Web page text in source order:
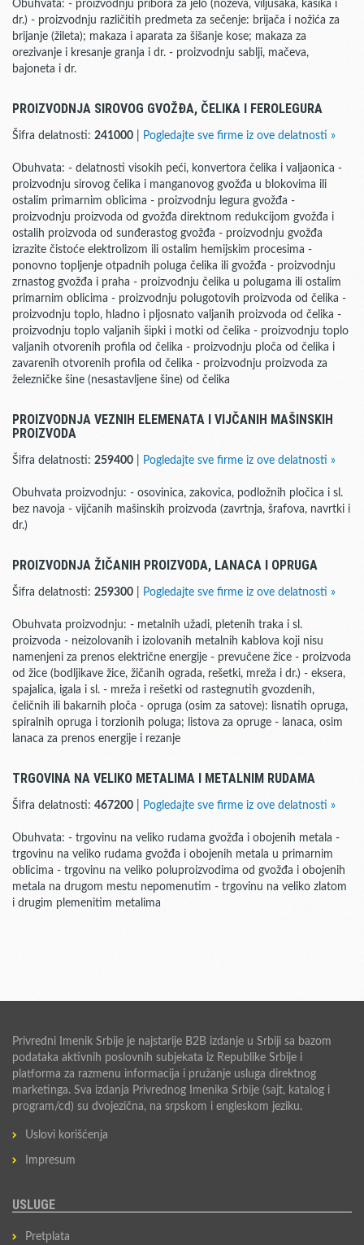
Obuhvata: - proizvodnju pribora za jelo (noževa, viljušaka, kašika i
dr.) - proizvodnju različitih predmeta za sečenje: brijača i nožića za
brijanje (žileta); makaza i aparata za šišanje kose; makaza za
orezivanje i kresanje granja i dr. - proizvodnju sablji, mačeva,
bajoneta i dr.
PROIZVODNJA SIROVOG GVOŽĐA, ČELIKA I FEROLEGURA
Šifra delatnosti: 241000 Pogledajte sve firme iz ove delatnosti »
Obuhvata: - delatnosti visokih peći, konvertora čelika i valjaonica -
proizvodnju sirovog čelika i manganovog gvožđa u blokovima ili
ostalim primarnim oblicima - proizvodnju legura gvožđa -
proizvodnju proizvoda od gvožđa direktnom redukcijom gvožđa i
ostalih proizvoda od sunđerastog gvožđa - proizvodnju gvožđa
izrazite čistoće elektrolizom ili ostalim hemijskim procesima -
ponovno topljenje otpadnih poluga čelika ili gvožđa - proizvodnju
zrnastog gvožđa i praha - proizvodnju čelika u polugama ili ostalim
primarnim oblicima - proizvodnju polugotovih proizvoda od čelika -
proizvodnju toplo, hladno i pljosnato valjanih proizvoda od čelika -
proizvodnju toplo valjanih šipki i motki od čelika - proizvodnju toplo
valjanih otvorenih profila od čelika - proizvodnju ploča od čelika i
zavarenih otvorenih profila od čelika - proizvodnju proizvoda za
železničke šine (nesastavljene šine) od čelika
PROIZVODNJA VEZNIH ELEMENATA I VIJČANIH MAŠINSKIH
PROIZVODA
Šifra delatnosti: 259400 Pogledajte sve firme iz ove delatnosti »
Obuhvata proizvodnju: - osovinica, zakovica, podložnih pločica i sl.
bez navoja - vijčanih mašinskih proizvoda (zavrtnja, šrafova, navrtki i
dr.)
PROIZVODNJA ŽIČANIH PROIZVODA, LANACA I OPRUGA
Šifra delatnosti: 259300 Pogledajte sve firme iz ove delatnosti »
Obuhvata proizvodnju: - metalnih užadi, pletenih traka i sl.
proizvoda - neizolovanih i izolovanih metalnih kablova koji nisu
namenjeni za prenos električne energije - prevučene žice - proizvoda
od žice (bodljikave žice, žičanih ograda, rešetki, mreža i dr.) - eksera,
spajalica, igala i sl. - mreža i rešetki od rastegnutih gvozdenih,
čeličnih ili bakarnih ploča - opruga (osim za satove): lisnatih opruga,
spiralnih opruga i torzionih poluga; listova za opruge - lanaca, osim
lanaca za prenos energije i rezanje
TRGOVINA NA VELIKO METALIMA I METALNIM RUDAMA
Šifra delatnosti: 467200 Pogledajte sve firme iz ove delatnosti »
Obuhvata: - trgovinu na veliko rudama gvožđa i obojenih metala -
trgovinu na veliko rudama gvožđa i obojenih metala u primarnim
oblicima - trgovinu na veliko poluproizvodima od gvožđa i obojenih
metala na drugom mestu nepomenutim - trgovinu na veliko zlatom
i drugim plemenitim metalima
Privredni Imenik Srbije je najstarije B2B izdanje u Srbiji sa bazom
podataka aktivnih poslovnih subjekata iz Republike Srbije i
platforma za razmenu informacija i pružanje usluga direktnog
marketinga. Sva izdanja Privrednog Imenika Srbije (sajt, katalog i
program/cd) su dvojezična, na srpskom i engleskom jeziku.
Uslovi korišćenja
Impresum
USLUGE
Pretplata